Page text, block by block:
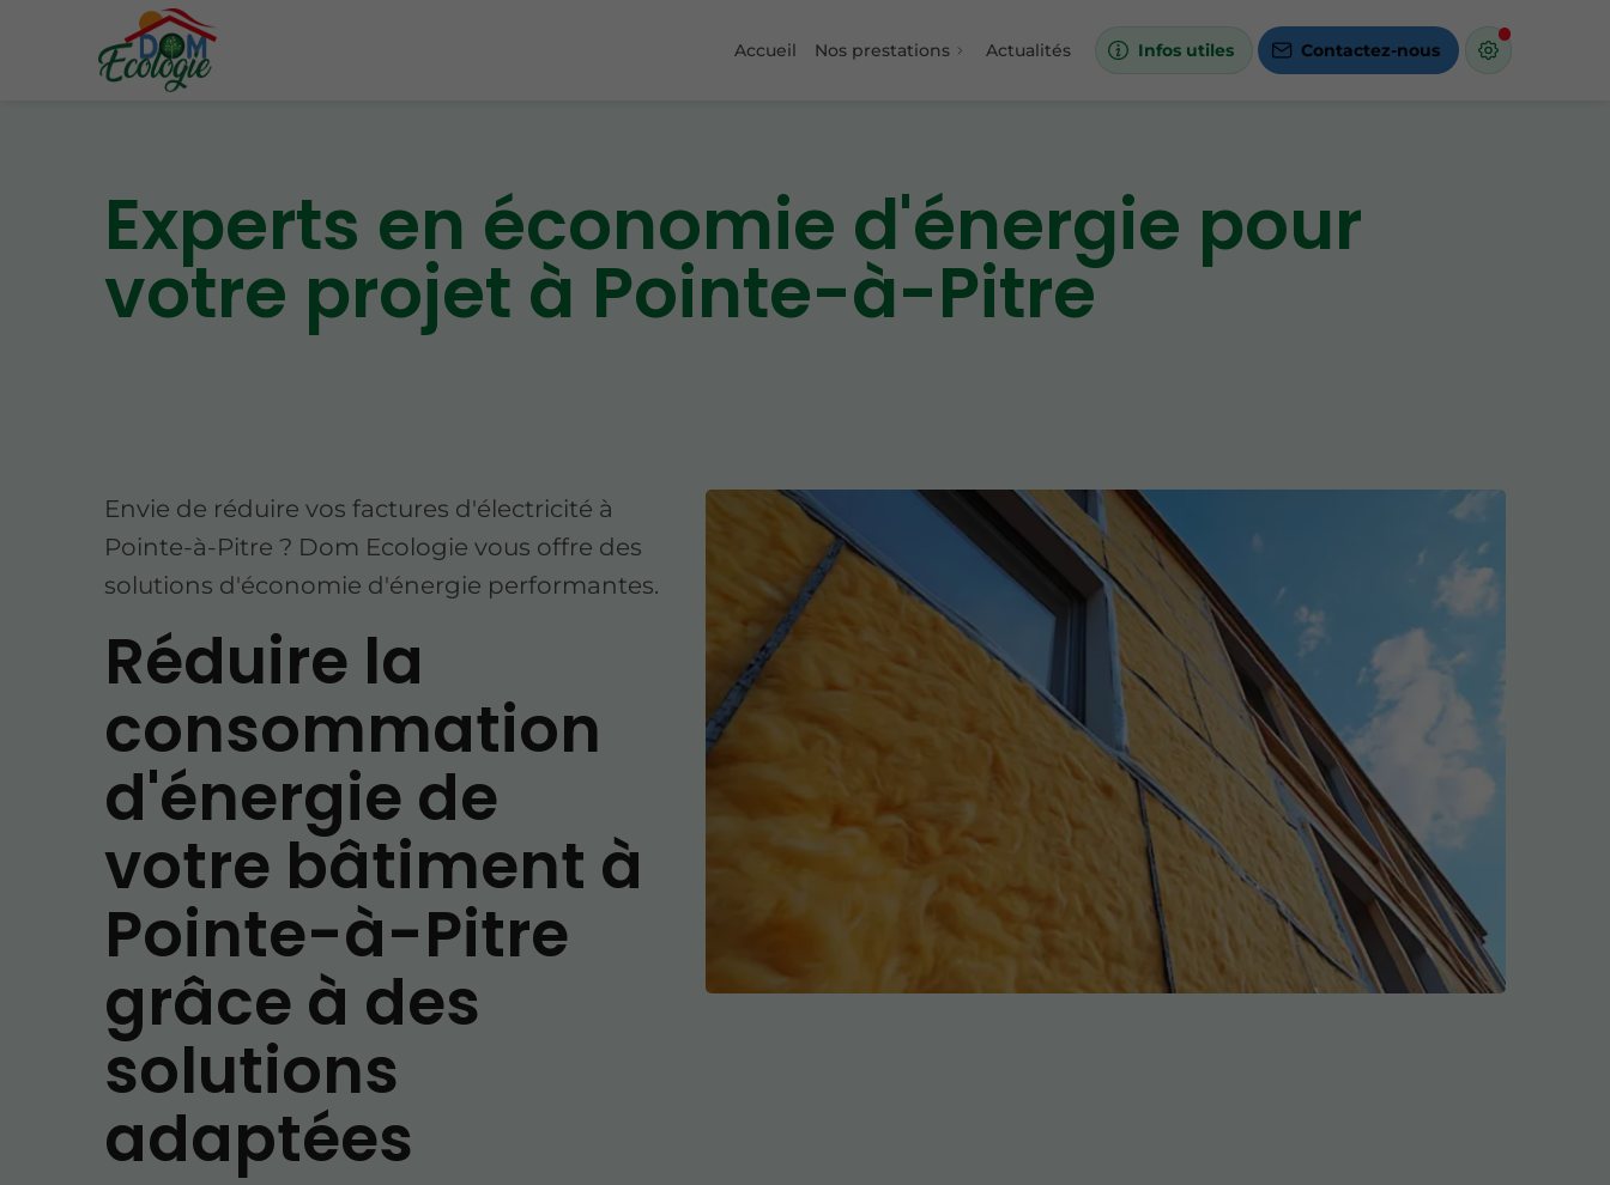
Accueil Nos prestations Actualités Infos utiles Contactez-nous
Experts en économie d'énergie pour
votre projet à Pointe-à-Pitre
Envie de réduire vos factures d'électricité à
Pointe-à-Pitre ? Dom Ecologie vous offre des
solutions d'économie d'énergie performantes.
Réduire la
consommation
d'énergie de
votre bâtiment à
Pointe-à-Pitre
grâce à des
solutions
adaptées